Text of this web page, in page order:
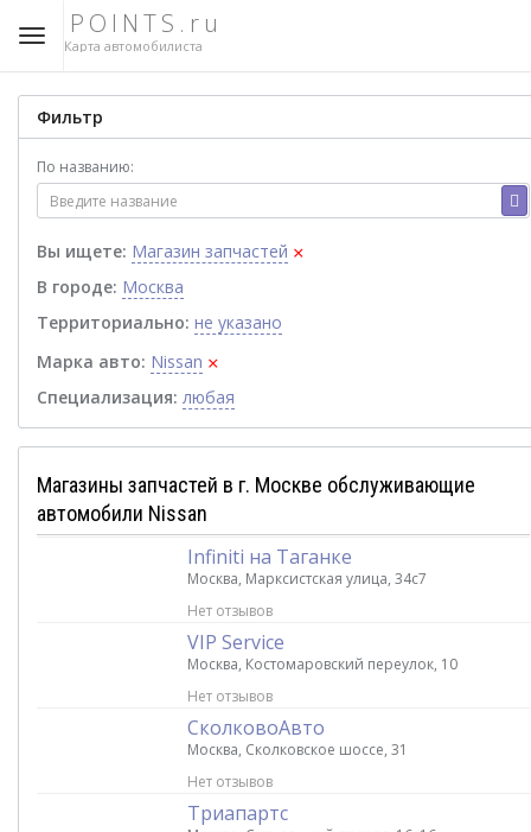
POINTS.ru
Карта автомобилиста
Фильтр
По названию:
Вы ищете: Магазин запчастей ×
В городе: Москва
Территориально: не указано
Марка авто: Nissan ×
Специализация: любая
Магазины запчастей в г. Москве обслуживающие
автомобили Nissan
Infiniti на Таганке
Москва, Марксистская улица, 34с7
Нет отзывов
VIP Service
Москва, Костомаровский переулок, 10
Нет отзывов
СколковоАвто
Москва, Сколковское шоссе, 31
Нет отзывов
Триапартс